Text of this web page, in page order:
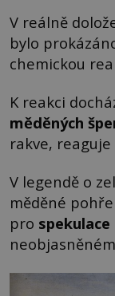
V reálně
bylo
chemickou
K reakci
měděných
rakve,
V legendě o
měděné
pro spekulace